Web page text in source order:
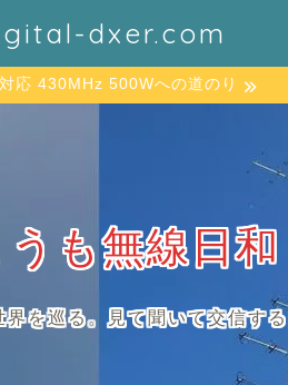
dxer.com
応 430MHz 500Wへの道のり
も無線日和
を巡る。見て聞いて交信す